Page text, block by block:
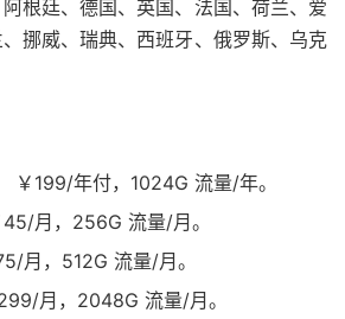
根廷、德国、英国、法国、荷兰、爱
挪威、瑞典、西班牙、俄罗斯、乌克
￥199/年付，1024G 流量/年。
月，256G 流量/月。
月，512G 流量/月。
月，2048G 流量/月。